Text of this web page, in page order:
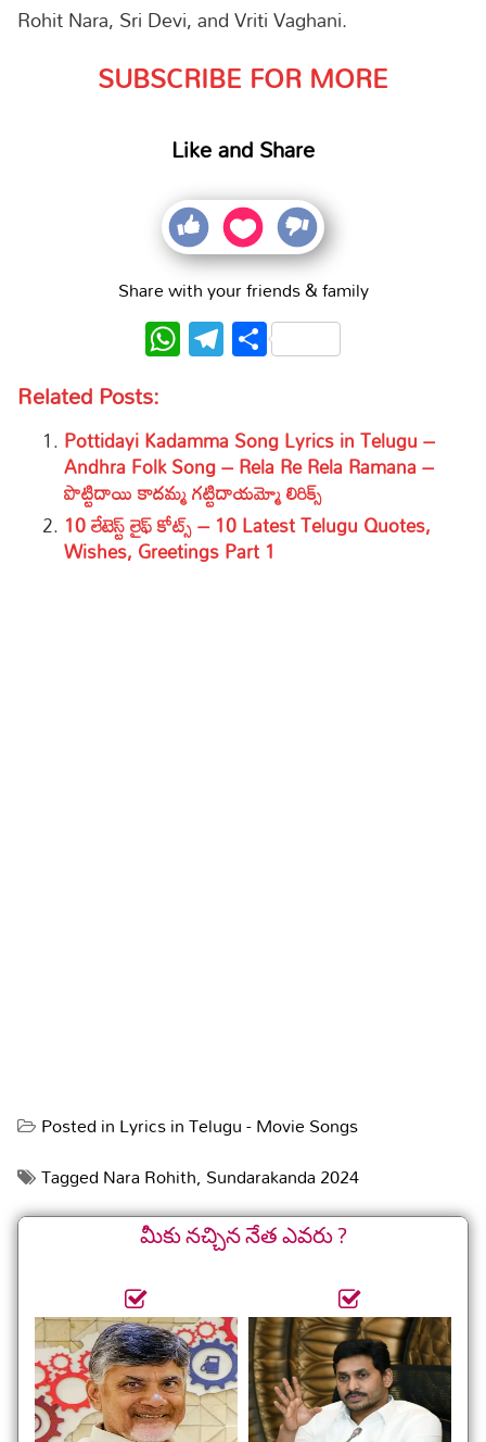
Rohit Nara, Sri Devi, and Vriti Vaghani.
SUBSCRIBE FOR MORE
Like and Share
Share with your friends & family
WhatsApp
Telegram
Share
Related Posts:
Pottidayi Kadamma Song Lyrics in Telugu –
Andhra Folk Song – Rela Re Rela Ramana –
పొట్టిదాయి కాదమ్మ గట్టిదాయమ్మో లిరిక్స్
10 లేటెస్ట్ లైఫ్ కోట్స్ – 10 Latest Telugu Quotes,
Wishes, Greetings Part 1
Posted inLyrics in Telugu - Movie Songs
TaggedNara Rohith, Sundarakanda 2024
మీకు నచ్చిన నేత ఎవరు ?